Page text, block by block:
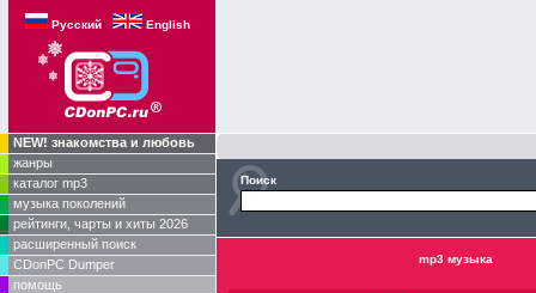
Русский English
NEW! знакомства и любовь
жанры
каталог mp3
музыка поколений
рейтинги, чарты и хиты 2026
расширенный поиск
CDonPC Dumper
помощь
Поиск
mp3 музыка